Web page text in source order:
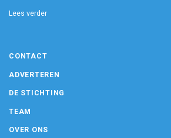
Lees verder
CONTACT
ADVERTEREN
DE STICHTING
TEAM
OVER ONS